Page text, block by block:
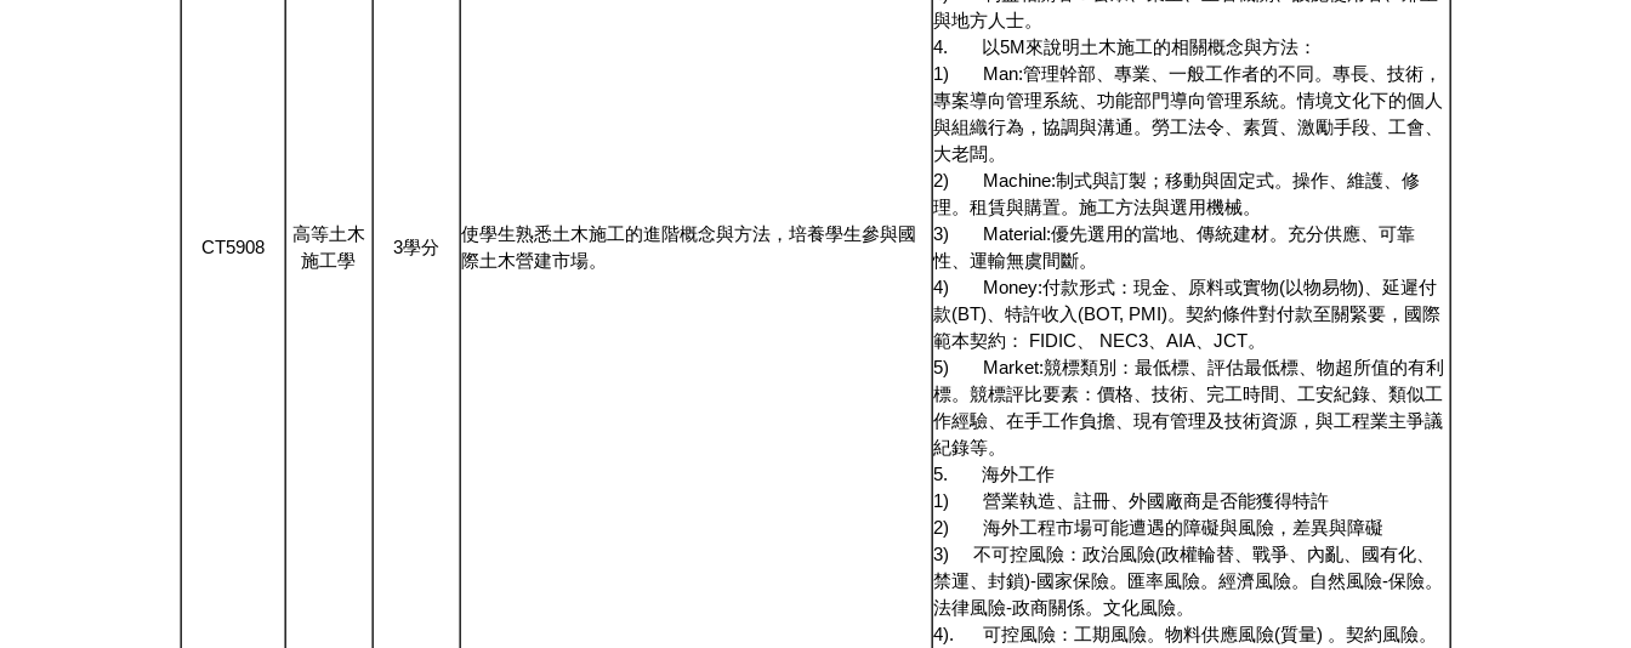
CT5908
高等土木
施工學
3學分
使學生熟悉土木施工的進階概念與方法，培養學生參與國
際土木營建市場。
與地方人士。
4. 以5M來說明土木施工的相關概念與方法：
1) Man:管理幹部、專業、一般工作者的不同。專長、技術，
專案導向管理系統、功能部門導向管理系統。情境文化下的個人
與組織行為，協調與溝通。勞工法令、素質、激勵手段、工會、
大老闆。
2) Machine:制式與訂製；移動與固定式。操作、維護、修
理。租賃與購置。施工方法與選用機械。
3) Material:優先選用的當地、傳統建材。充分供應、可靠
性、運輸無虞間斷。
4) Money:付款形式：現金、原料或實物(以物易物)、延遲付
款(BT)、特許收入(BOT, PMI)。契約條件對付款至關緊要，國際
範本契約： FIDIC、 NEC3、AIA、JCT。
5) Market:競標類別：最低標、評估最低標、物超所值的有利
標。競標評比要素：價格、技術、完工時間、工安紀錄、類似工
作經驗、在手工作負擔、現有管理及技術資源，與工程業主爭議
紀錄等。
5. 海外工作
1) 營業執造、註冊、外國廠商是否能獲得特許
2) 海外工程市場可能遭遇的障礙與風險，差異與障礙
3) 不可控風險：政治風險(政權輪替、戰爭、內亂、國有化、
禁運、封鎖)-國家保險。匯率風險。經濟風險。自然風險-保險。
法律風險-政商關係。文化風險。
4). 可控風險：工期風險。物料供應風險(質量) 。契約風險。